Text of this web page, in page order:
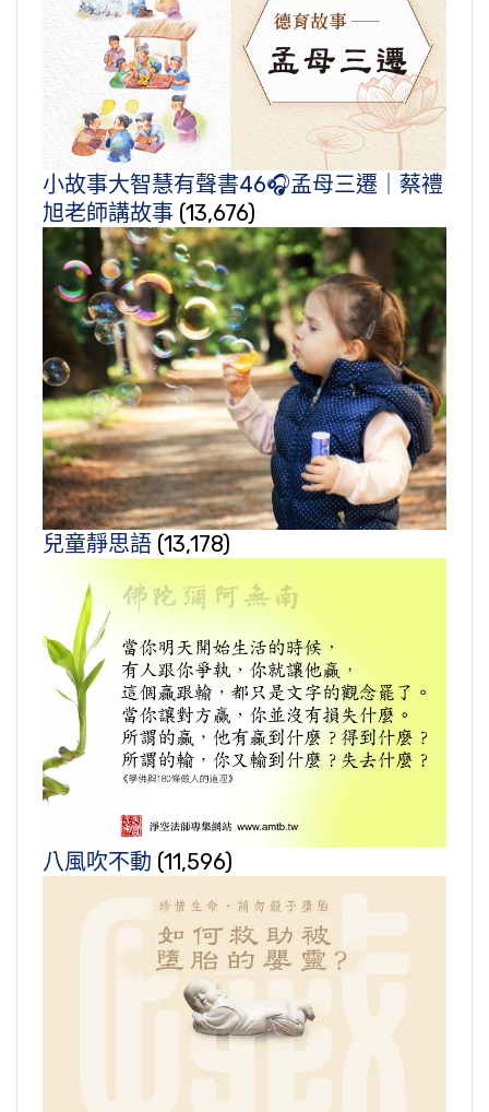
小故事大智慧有聲書46🎧孟母三遷｜蔡禮
旭老師講故事 (13,676)
兒童靜思語 (13,178)
八風吹不動 (11,596)